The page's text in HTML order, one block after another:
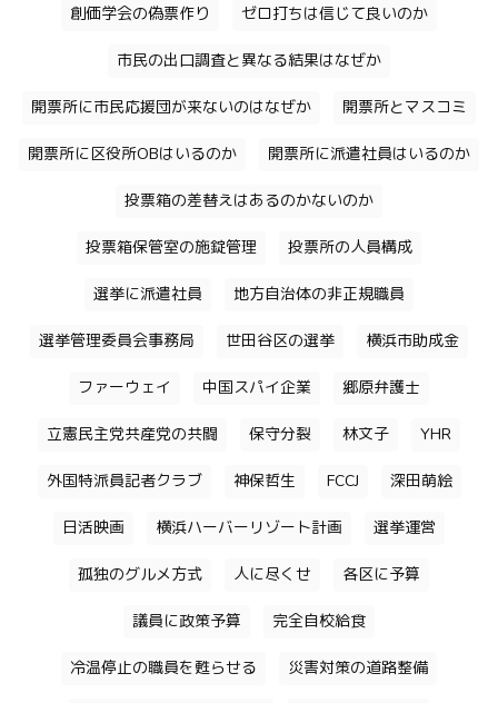
創価学会の偽票作り ゼロ打ちは信じて良いのか
市民の出口調査と異なる結果はなぜか
開票所に市民応援団が来ないのはなぜか 開票所とマスコミ
開票所に区役所OBはいるのか 開票所に派遣社員はいるのか
投票箱の差替えはあるのかないのか
投票箱保管室の施錠管理 投票所の人員構成
選挙に派遣社員 地方自治体の非正規職員
選挙管理委員会事務局 世田谷区の選挙 横浜市助成金
ファーウェイ 中国スパイ企業 郷原弁護士
立憲民主党共産党の共闘 保守分裂 林文子 YHR
外国特派員記者クラブ 神保哲生 FCCJ 深田萌絵
日活映画 横浜ハーバーリゾート計画 選挙運営
孤独のグルメ方式 人に尽くせ 各区に予算
議員に政策予算 完全自校給食
冷温停止の職員を甦らせる 災害対策の道路整備